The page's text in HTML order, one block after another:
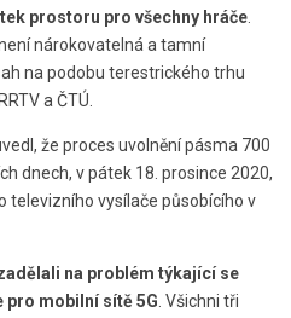
prostoru pro všechny hráče
nárokovatelná a tamní
na podobu terestrického trhu
a ČTÚ.
že proces uvolnění pásma 700
dnech, v pátek 18. prosince 2020,
televizního vysílače působícího v
na problém týkající se
pro mobilní sítě 5G . Všichni tři